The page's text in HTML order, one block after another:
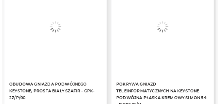
OBUDOWA GNIAZDA PODWÓJNEGO
KEYSTONE, PROSTA BIAŁY SZAFIR - GPK-
2Z/P/00
POKRYWA GNIAZD
TELEINFORMATYCZNYCH NA KEYSTONE
PODWÓJNA PŁASKA KREMOWY SIMON 54